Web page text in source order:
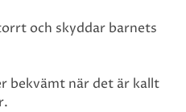
och skyddar barnets
bekvämt när det är kallt